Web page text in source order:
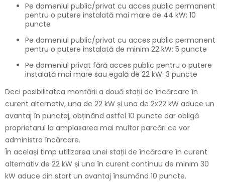
Pe domeniul public/privat cu acces public permanent
pentru o putere instalată mai mare de 44 kW: 10
puncte
Pe domeniul public/privat cu acces public permanent
pentru o putere instalată de minim 22 kW: 5 puncte
Pe domeniul privat fără acces public pentru o putere
instalată mai mare sau egală de 22 kW: 3 puncte
Deci posibilitatea montării a două stații de încărcare în
curent alternativ, una de 22 kW și una de 2x22 kW aduce un
avantaj în punctaj, obținând astfel 10 puncte dar obligă
proprietarul la amplasarea mai multor parcări ce vor
administra încărcare.
În același timp utilizarea unei stații de încărcare în curent
alternativ de 22 kW și una în curent continuu de minim 30
kW aduce din start un avantaj însumând 10 puncte.